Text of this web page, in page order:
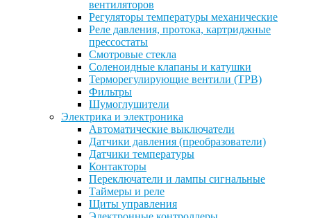
вентиляторов
Регуляторы температуры механические
Реле давления, протока, картриджные
прессостаты
Смотровые стекла
Соленоидные клапаны и катушки
Терморегулирующие вентили (ТРВ)
Фильтры
Шумоглушители
Электрика и электроника
Автоматические выключатели
Датчики давления (преобразователи)
Датчики температуры
Контакторы
Переключатели и лампы сигнальные
Таймеры и реле
Щиты управления